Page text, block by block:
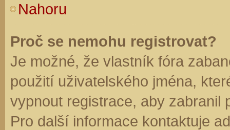
Nahoru
Proč se nemohu registrovat?
Je možné, že vlastník fóra
použití uživatelského jména,
vypnout registrace, aby zabranil
Pro další informace kontaktuje